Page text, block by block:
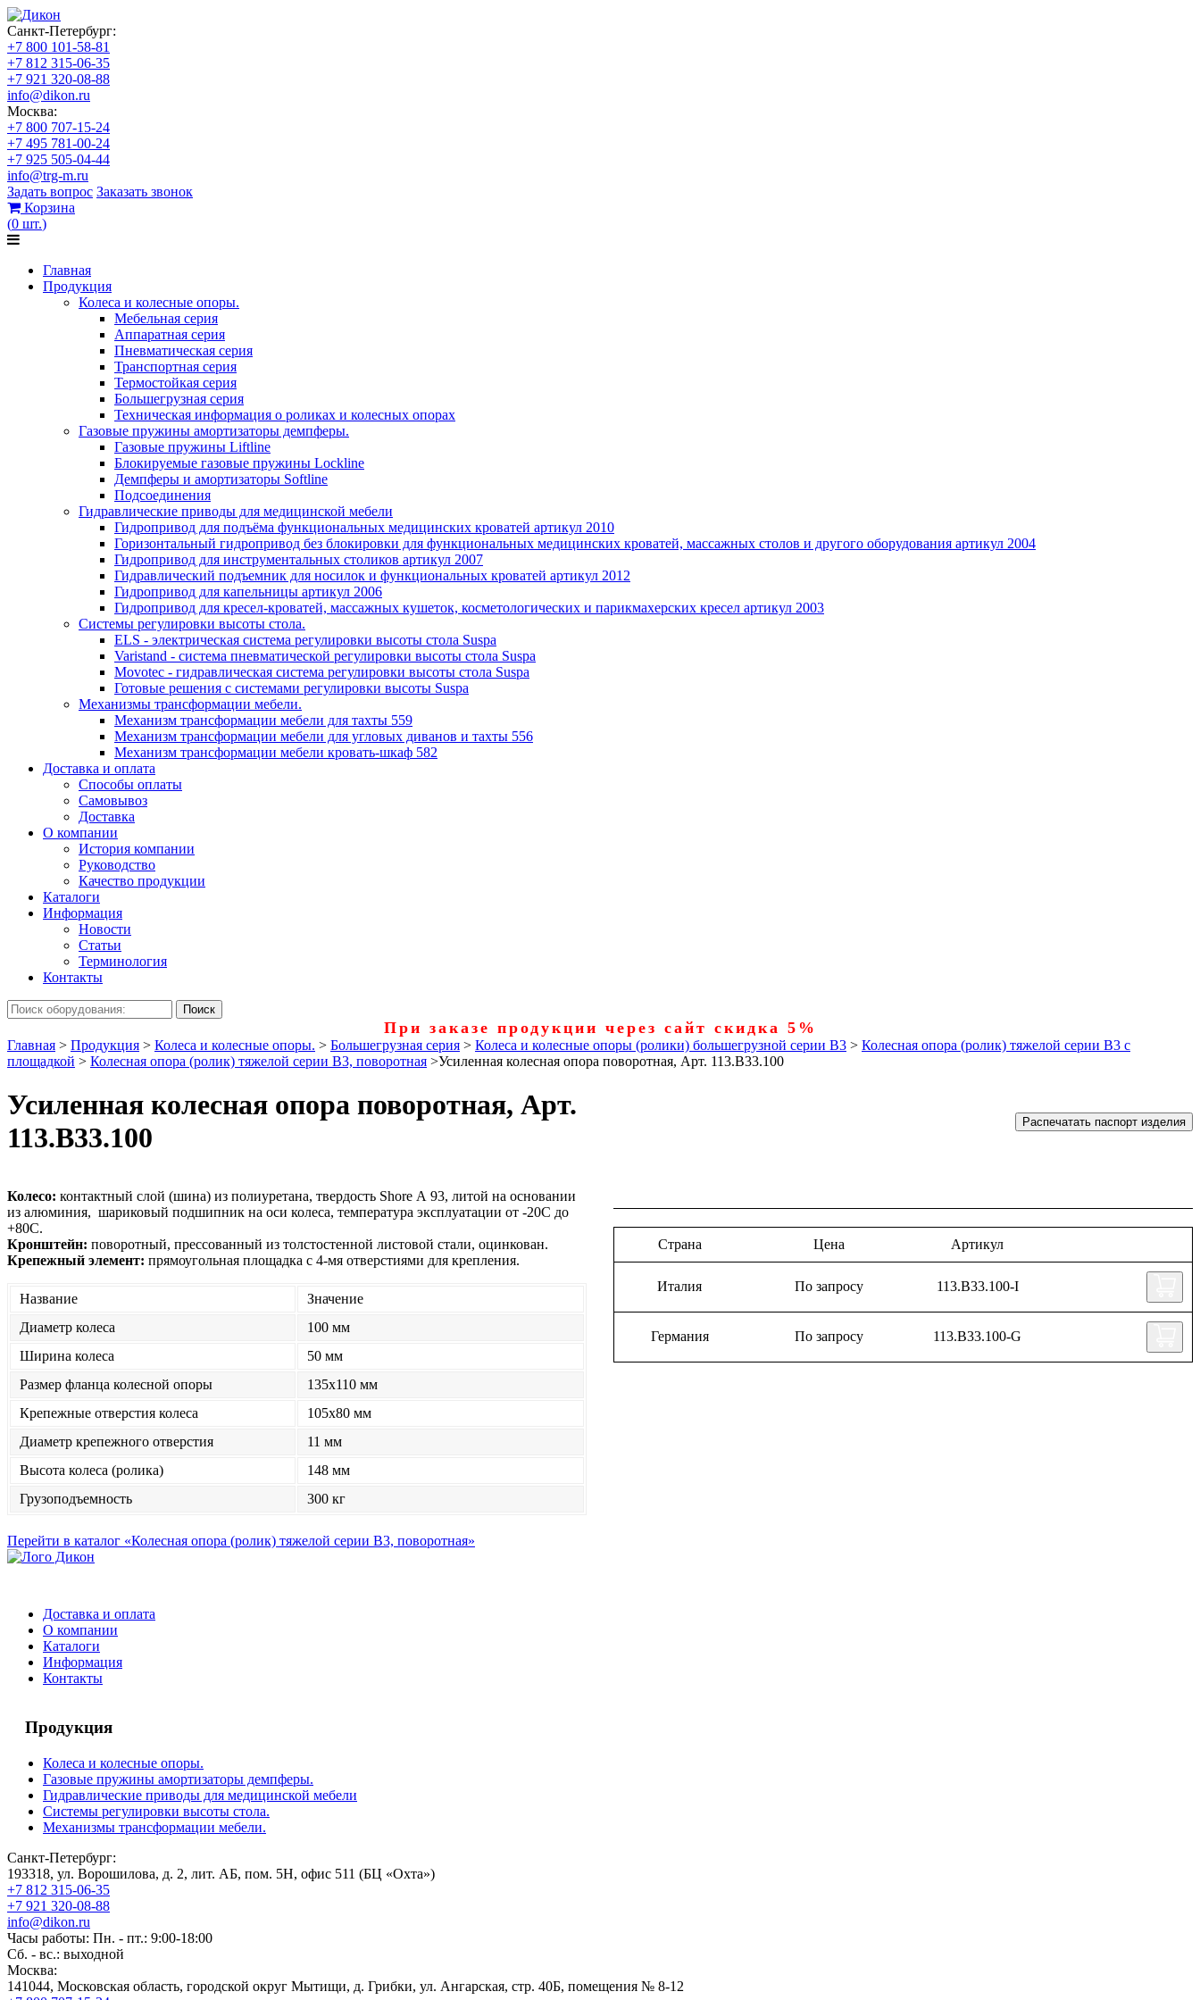
Санкт-Петербург:
+7 800 101-58-81
+7 812 315-06-35
+7 921 320-08-88
info@dikon.ru
Москва:
+7 800 707-15-24
+7 495 781-00-24
+7 925 505-04-44
info@trg-m.ru
Задать вопрос Заказать звонок
Корзина
(0 шт.)
Главная
Продукция
Колеса и колесные опоры.
Мебельная серия
Аппаратная серия
Пневматическая серия
Транспортная серия
Термостойкая серия
Большегрузная серия
Техническая информация о роликах и колесных опорах
Газовые пружины амортизаторы демпферы.
Газовые пружины Liftline
Блокируемые газовые пружины Lockline
Демпферы и амортизаторы Softline
Подсоединения
Гидравлические приводы для медицинской мебели
Гидропривод для подъёма функциональных медицинских кроватей артикул 2010
Горизонтальный гидропривод без блокировки для функциональных медицинских кроватей, массажных столов и другого оборудования артикул 2004
Гидропривод для инструментальных столиков артикул 2007
Гидравлический подъемник для носилок и функциональных кроватей артикул 2012
Гидропривод для капельницы артикул 2006
Гидропривод для кресел-кроватей, массажных кушеток, косметологических и парикмахерских кресел артикул 2003
Системы регулировки высоты стола.
ELS - электрическая система регулировки высоты стола Suspa
Varistand - система пневматической регулировки высоты стола Suspa
Movotec - гидравлическая система регулировки высоты стола Suspa
Готовые решения с системами регулировки высоты Suspa
Механизмы трансформации мебели.
Механизм трансформации мебели для тахты 559
Механизм трансформации мебели для угловых диванов и тахты 556
Механизм трансформации мебели кровать-шкаф 582
Доставка и оплата
Способы оплаты
Самовывоз
Доставка
О компании
История компании
Руководство
Качество продукции
Каталоги
Информация
Новости
Статьи
Терминология
Контакты
При заказе продукции через сайт скидка 5%
Главная > Продукция > Колеса и колесные опоры. > Большегрузная серия > Колеса и колесные опоры (ролики) большегрузной серии В3 > Колесная опора (ролик) тяжелой серии B3 с
площадкой > Колесная опора (ролик) тяжелой серии B3, поворотная >Усиленная колесная опора поворотная, Арт. 113.B33.100
Усиленная колесная опора поворотная, Арт.
113.B33.100
Распечатать паспорт изделия
Колесо: контактный слой (шина) из полиуретана, твердость Shore А 93, литой на основании
из алюминия, шариковый подшипник на оси колеса, температура эксплуатации от -20С до
+80С.
Кронштейн: поворотный, прессованный из толстостенной листовой стали, оцинкован.
Крепежный элемент: прямоугольная площадка с 4-мя отверстиями для крепления.
Название
Значение
Диаметр колеса
100 мм
Ширина колеса
50 мм
Размер фланца колесной опоры
135x110 мм
Крепежные отверстия колеса
105x80 мм
Диаметр крепежного отверстия
11 мм
Высота колеса (ролика)
148 мм
Грузоподъемность
300 кг
Страна Цена Артикул
Италия По запросу 113.B33.100-I
Германия По запросу 113.B33.100-G
Перейти в каталог «Колесная опора (ролик) тяжелой серии B3, поворотная»
Доставка и оплата
О компании
Каталоги
Информация
Контакты
Продукция
Колеса и колесные опоры.
Газовые пружины амортизаторы демпферы.
Гидравлические приводы для медицинской мебели
Системы регулировки высоты стола.
Механизмы трансформации мебели.
Санкт-Петербург:
193318, ул. Ворошилова, д. 2, лит. АБ, пом. 5Н, офис 511 (БЦ «Охта»)
+7 812 315-06-35
+7 921 320-08-88
info@dikon.ru
Часы работы: Пн. - пт.: 9:00-18:00
Сб. - вс.: выходной
Москва:
141044, Московская область, городской округ Мытищи, д. Грибки, ул. Ангарская, стр. 40Б, помещения № 8-12